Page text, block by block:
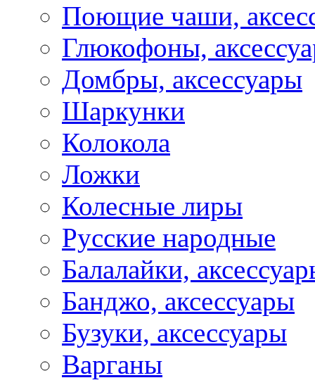
Поющие чаши,
Глюкофоны,
Домбры, аксессуары
Шаркунки
Колокола
Ложки
Колесные лиры
Русские народные
Балалайки,
Банджо, аксессуары
Бузуки, аксессуары
Варганы